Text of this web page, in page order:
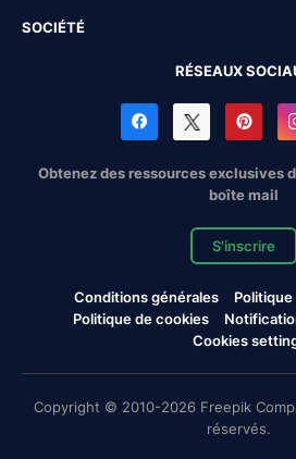
SOCIÉTÉ
RÉSEAUX
Obtenez des ressources exclusives
boîte mail
S'inscrire
Conditions générales
Politique de cookies
Cookies
Copyright © 2010-2026 Freepik
réservés.